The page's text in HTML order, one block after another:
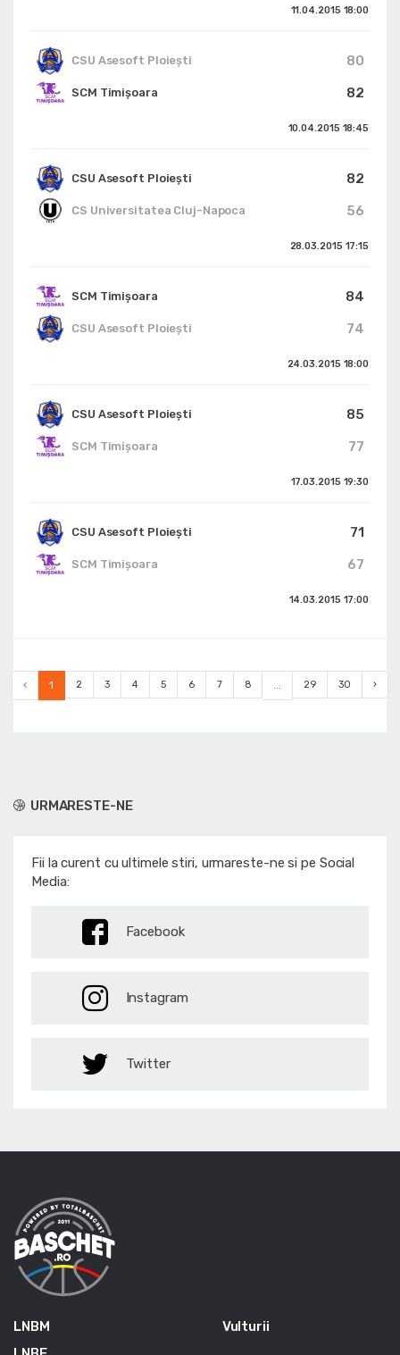
11.04.2015 18:00
CSU Asesoft Ploiești
80
82
SCM Timișoara
10.04.2015 18:45
CSU Asesoft Ploiești
82
56
CS Universitatea Cluj-Napoca
28.03.2015 17:15
SCM Timișoara
84
74
CSU Asesoft Ploiești
24.03.2015 18:00
CSU Asesoft Ploiești
85
77
SCM Timișoara
17.03.2015 19:30
CSU Asesoft Ploiești
71
67
SCM Timișoara
14.03.2015 17:00
‹ 1 2 3 4 5 6 7 8 ... 29 30 ›
URMARESTE-NE
Fii la curent cu ultimele stiri, urmareste-ne si pe Social
Media:
Facebook
Instagram
Twitter
LNBM
Vulturii